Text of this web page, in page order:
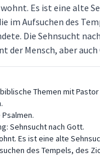
Es ist eine alte
im Aufsuchen des
Die Sehnsucht
der Mensch, aber
Themen mit
Sehnsucht nach Gott.
Es ist eine alte
des Tempels, des